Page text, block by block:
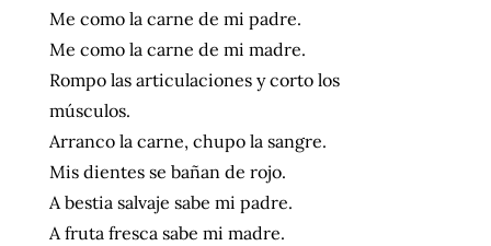
Me como la carne de mi padre.
Me como la carne de mi madre.
Rompo las articulaciones y corto los
músculos.
Arranco la carne, chupo la sangre.
Mis dientes se bañan de rojo.
A bestia salvaje sabe mi padre.
A fruta fresca sabe mi madre.